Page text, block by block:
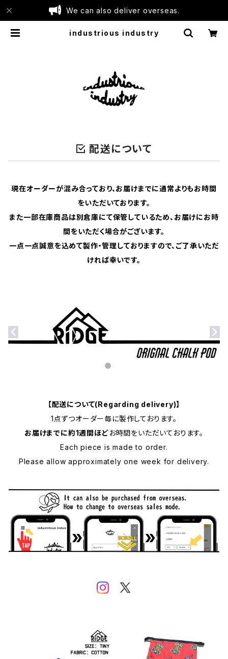
We can also deliver overseas.
industrious industry
配送について
現在オーダーが混み合っており、お届けまでに通常よりもお時間
をいただいております。
また一部在庫商品は別倉庫にて保管しているため、お届けにお時
間をいただく場合がございます。
一点一点誠意を込めて製作・管理しておりますので、ご了承いただ
ければ幸いです。
【配送について(Regarding delivery)】
1点ずつオーダー毎に製作しております。
お届けまでに約1週間ほどお時間をいただいております。
Each piece is made to order.
Please allow approximately one week for delivery.